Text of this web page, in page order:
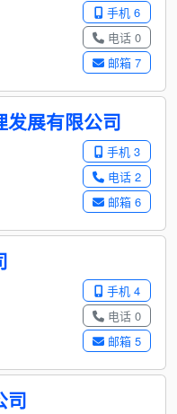
手机 6
电话 0
邮箱 7
发展有限公司
手机 3
电话 2
邮箱 6
手机 4
电话 0
邮箱 5
司